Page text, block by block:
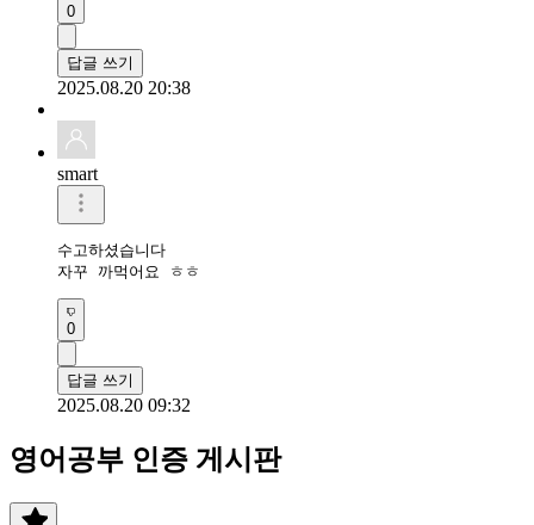
0
답글 쓰기
2025.08.20 20:38
smart
수고하셨습니다
자꾸 까먹어요 ㅎㅎ
0
답글 쓰기
2025.08.20 09:32
영어공부 인증 게시판